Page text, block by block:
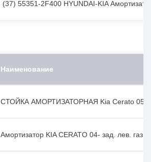
(37) 55351-2F400 HYUNDAI-KIA Амортизато
Наименование
СТОЙКА АМОРТИЗАТОРНАЯ Kia Cerato 05-
Амортизатор KIA CERATO 04- зад. лев. газ